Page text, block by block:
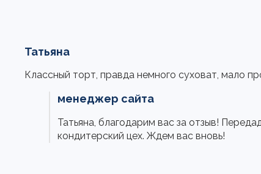
Татьяна
Классный торт, правда немного суховат, мало
менеджер сайта
Татьяна, благодарим вас за отзыв!
кондитерский цех. Ждем вас вновь!